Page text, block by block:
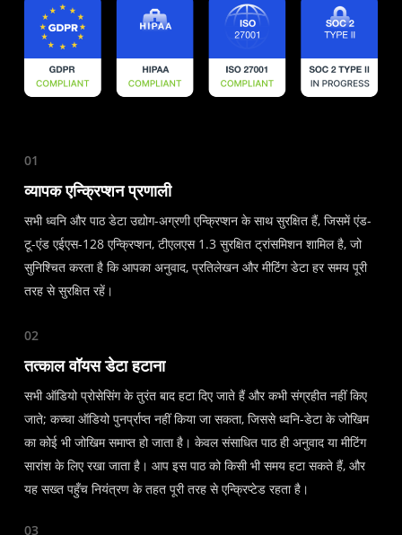
01
व्यापक एन्क्रिप्शन प्रणाली
सभी ध्वनि और पाठ डेटा उद्योग-अग्रणी एन्क्रिप्शन के साथ सुरक्षित हैं, जिसमें एंड-
टू-एंड एईएस-128 एन्क्रिप्शन, टीएलएस 1.3 सुरक्षित ट्रांसमिशन शामिल है, जो
सुनिश्चित करता है कि आपका अनुवाद, प्रतिलेखन और मीटिंग डेटा हर समय पूरी
तरह से सुरक्षित रहें।
02
तत्काल वॉयस डेटा हटाना
सभी ऑडियो प्रोसेसिंग के तुरंत बाद हटा दिए जाते हैं और कभी संग्रहीत नहीं किए
जाते; कच्चा ऑडियो पुनर्प्राप्त नहीं किया जा सकता, जिससे ध्वनि-डेटा के जोखिम
का कोई भी जोखिम समाप्त हो जाता है। केवल संसाधित पाठ ही अनुवाद या मीटिंग
सारांश के लिए रखा जाता है। आप इस पाठ को किसी भी समय हटा सकते हैं, और
यह सख्त पहुँच नियंत्रण के तहत पूरी तरह से एन्क्रिप्टेड रहता है।
03